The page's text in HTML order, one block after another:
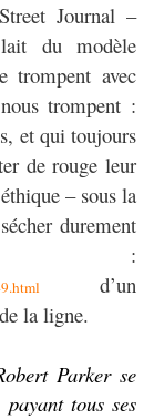
Journal –
du modèle
trompent avec
trompent :
et qui toujours
de rouge leur
– sous la
durement
:
d’un
la ligne.
Parker se
tous ses